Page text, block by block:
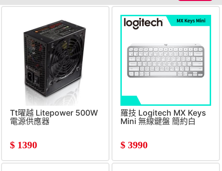
Tt曜越 Litepower 500W
電源供應器
$ 1390
羅技 Logitech MX Keys
Mini 無線鍵盤 簡約白
$ 3990